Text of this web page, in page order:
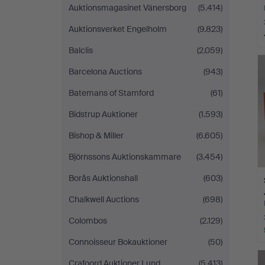
Auktionsmagasinet Vänersborg
(5.414)
Auktionsverket Engelholm
(9.823)
Balclis
(2.059)
Barcelona Auctions
(943)
Batemans of Stamford
(61)
Bidstrup Auktioner
(1.593)
Bishop & Miller
(6.605)
Björnssons Auktionskammare
(3.454)
Borås Auktionshall
(603)
Chalkwell Auctions
(698)
Colombos
(2.129)
Connoisseur Bokauktioner
(50)